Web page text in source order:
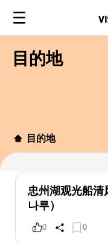
目的地
目的地
忠州湖观光船清
나루）
0 0